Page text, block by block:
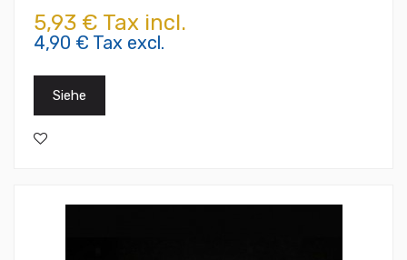
5,93 € Tax incl.
4,90 € Tax excl.
Siehe